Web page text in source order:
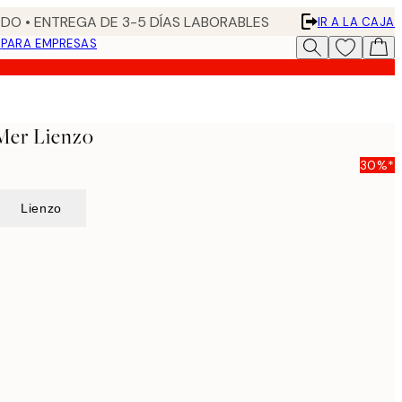
• ENTREGA DE 3-5 DÍAS LABORABLES
IR A LA CAJA
PARA EMPRESAS
Lienzo
30%*
Lienzo